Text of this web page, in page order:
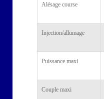
Alésage course
Injection/allumage
Puissance maxi
Couple maxi